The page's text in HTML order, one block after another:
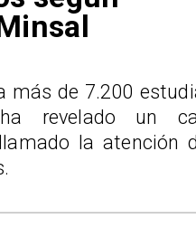
más de 7.200
revelado un
la atención